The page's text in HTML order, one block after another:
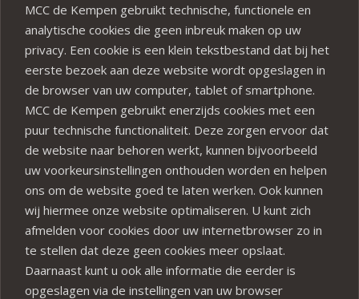
MCC de Kempen gebruikt technische, functionele en
analytische cookies die geen inbreuk maken op uw
privacy. Een cookie is een klein tekstbestand dat bij het
eerste bezoek aan deze website wordt opgeslagen in
de browser van uw computer, tablet of smartphone.
MCC de Kempen gebruikt enerzijds cookies met een
puur technische functionaliteit. Deze zorgen ervoor dat
de website naar behoren werkt, kunnen bijvoorbeeld
uw voorkeursinstellingen onthouden worden en helpen
ons om de website goed te laten werken. Ook kunnen
wij hiermee onze website optimaliseren. U kunt zich
afmelden voor cookies door uw internetbrowser zo in
te stellen dat deze geen cookies meer opslaat.
Daarnaast kunt u ook alle informatie die eerder is
opgeslagen via de instellingen van uw browser